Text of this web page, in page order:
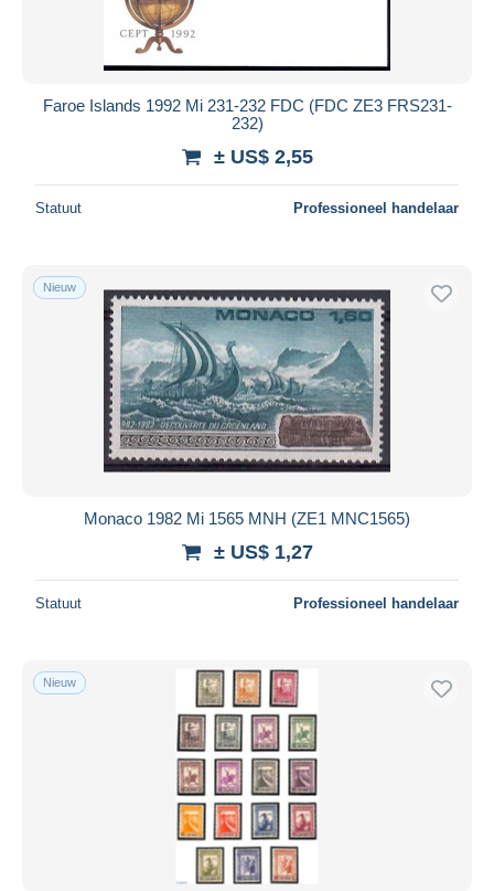
Faroe Islands 1992 Mi 231-232 FDC (FDC ZE3 FRS231-
232)
± US$ 2,55
Statuut Professioneel handelaar
Nieuw
Monaco 1982 Mi 1565 MNH (ZE1 MNC1565)
± US$ 1,27
Statuut Professioneel handelaar
Nieuw